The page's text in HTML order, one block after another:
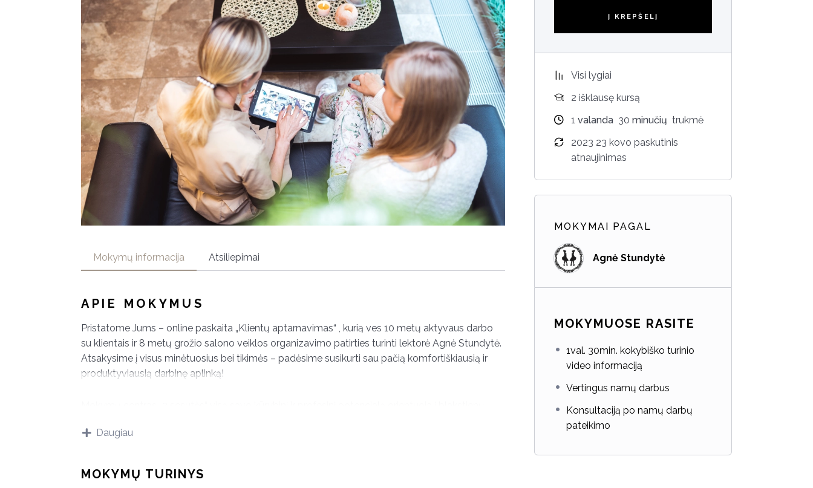
Mokymų informacija Atsiliepimai
APIE MOKYMUS
Pristatome Jums – online paskaita „Klientų aptarnavimas“ , kurią ves 10 metų aktyvaus darbo
su klientais ir 8 metų grožio salono veiklos organizavimo patirties turinti lektorė Agnė Stundytė.
Atsakysime į visus minėtuosius bei tikimės – padėsime susikurti sau pačią komfortiškiausią ir
produktyviausią darbinę aplinką!
norintiems atsakymų į šiuos klausimus:
Kas sudaro Jūsų atliekamos grožio paslaugos paketą?
Kodėl vieni klientai grįžta, kiti ne?
Daugiau
MOKYMŲ TURINYS
Į KREPŠELĮ
Visi lygiai
2 išklausę kursą
1 valanda 30 minučių trukmė
2023 23 kovo paskutinis
atnaujinimas
MOKYMAI PAGAL
Agnė Stundytė
MOKYMUOSE RASITE
1val. 30min. kokybiško turinio
video informaciją
Vertingus namų darbus
Konsultaciją po namų darbų
pateikimo